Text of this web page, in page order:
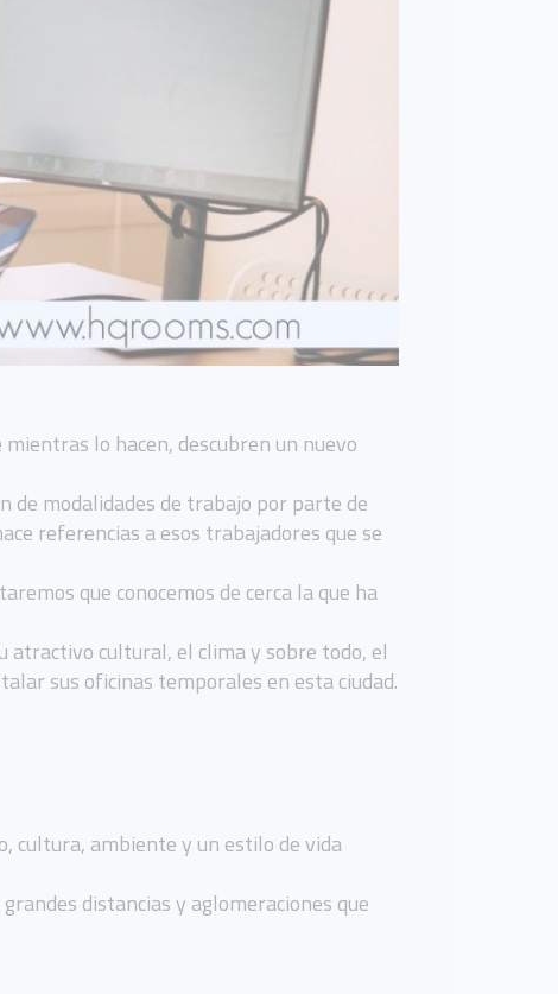
lo hacen, descubren un nuevo
modalidades de trabajo por parte de
referencias a esos trabajadores que se
que conocemos de cerca la que ha
atractivo cultural, el clima y sobre todo, el
sus oficinas temporales en esta ciudad.
cultura, ambiente y un estilo de vida
distancias y aglomeraciones que